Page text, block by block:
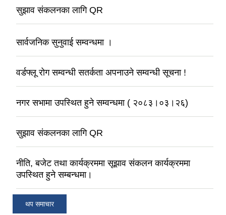
सुझाव संकलनका लागि QR
सार्वजनिक सुनुवाई सम्वन्धमा ।
वर्डफ्लू रोग सम्वन्धी सतर्कता अपनाउने सम्वन्धी सूचना !
नगर सभामा उपस्थित हुने सम्वन्धमा ( २०८३।०३।२६)
सुझाव संकलनका लागि QR
नीति, बजेट तथा कार्यक्रममा सूझाव संकलन कार्यक्रममा
उपस्थित हुने सम्बन्धमा।
थप समाचार